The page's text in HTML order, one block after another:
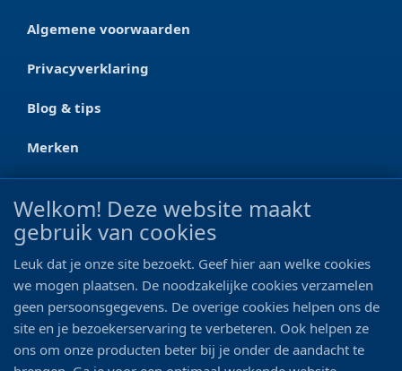
Algemene voorwaarden
Privacyverklaring
Blog & tips
Merken
CONTACT
Ootmarsumseweg 125a
0546 - 622 990
06 - 11 19 81 42
info@bo-vis.nl
Welkom! Deze website maakt
gebruik van cookies
Leuk dat je onze site bezoekt. Geef hier aan welke cookies
we mogen plaatsen. De noodzakelijke cookies verzamelen
geen persoonsgegevens. De overige cookies helpen ons de
site en je bezoekerservaring te verbeteren. Ook helpen ze
ons om onze producten beter bij je onder de aandacht te